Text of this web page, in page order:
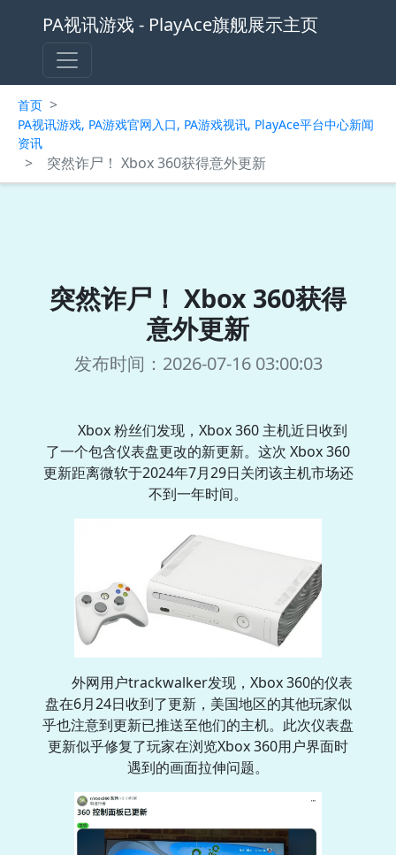
PA视讯游戏 - PlayAce旗舰展示主页
首页 >
PA视讯游戏, PA游戏官网入口, PA游戏视讯, PlayAce平台中心新闻
资讯
> 突然诈尸！ Xbox 360获得意外更新
突然诈尸！ Xbox 360获得
意外更新
发布时间：2026-07-16 03:00:03
Xbox 粉丝们发现，Xbox 360 主机近日收到
了一个包含仪表盘更改的新更新。这次 Xbox 360
更新距离微软于2024年7月29日关闭该主机市场还
不到一年时间。
外网用户trackwalker发现，Xbox 360的仪表
盘在6月24日收到了更新，美国地区的其他玩家似
乎也注意到更新已推送至他们的主机。此次仪表盘
更新似乎修复了玩家在浏览Xbox 360用户界面时
遇到的画面拉伸问题。